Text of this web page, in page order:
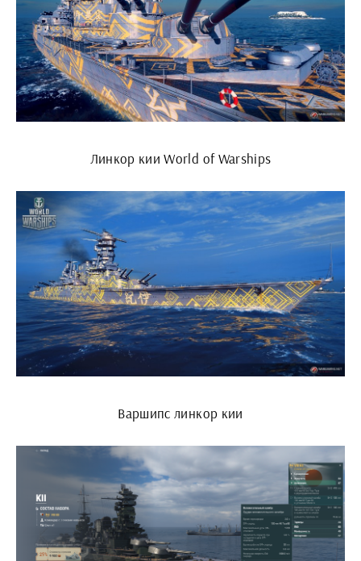
Линкор кии World of Warships
Варшипс линкор кии